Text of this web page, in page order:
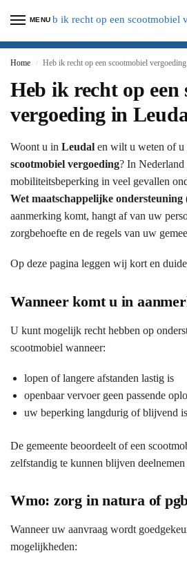
MENU
Home / Heb ik recht op een scootmobiel
Heb ik recht op een
vergoeding in
Woont u in Leudal en wilt u weten of u
scootmobiel vergoeding? In Nederland
mobiliteitsbeperking in veel gevallen
Wet maatschappelijke ondersteuning
aanmerking komt, hangt af van uw
zorgbehoefte en de regels van uw
Op deze pagina leggen wij kort en
Wanneer komt u in
U kunt mogelijk recht hebben op
scootmobiel wanneer:
lopen of langere afstanden lastig is
openbaar vervoer geen passende
uw beperking langdurig of blijvend is
De gemeente beoordeelt of een
zelfstandig te kunnen blijven
Wmo: zorg in natura of
Wanneer uw aanvraag wordt
mogelijkheden: